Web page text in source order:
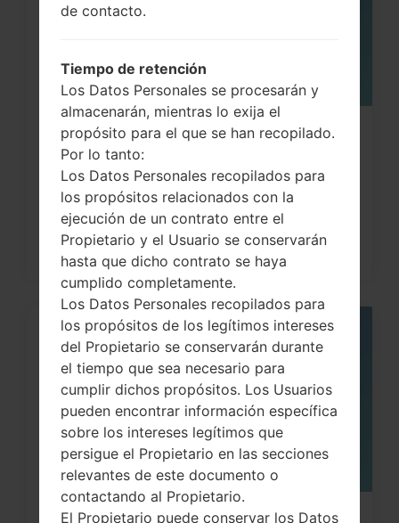
¿Cómo restablecer datos de fábrica
a través del código...
de contacto.
Tiempo de retención
Los Datos Personales se procesarán y
almacenarán, mientras lo exija el
propósito para el que se han recopilado.
Por lo tanto:
Los Datos Personales recopilados para
los propósitos relacionados con la
ejecución de un contrato entre el
Propietario y el Usuario se conservarán
hasta que dicho contrato se haya
cumplido completamente.
Los Datos Personales recopilados para
los propósitos de los legítimos intereses
del Propietario se conservarán durante
el tiempo que sea necesario para
cumplir dichos propósitos. Los Usuarios
pueden encontrar información específica
sobre los intereses legítimos que
persigue el Propietario en las secciones
relevantes de este documento o
contactando al Propietario.
El Propietario puede conservar los Datos